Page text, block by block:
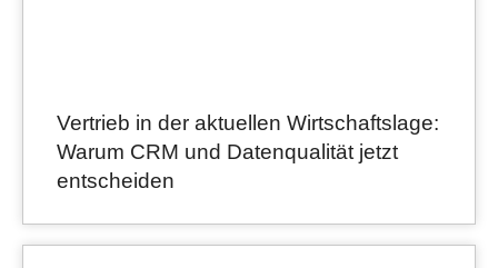
Vertrieb in der aktuellen Wirtschaftslage:
Warum CRM und Datenqualität jetzt
entscheiden